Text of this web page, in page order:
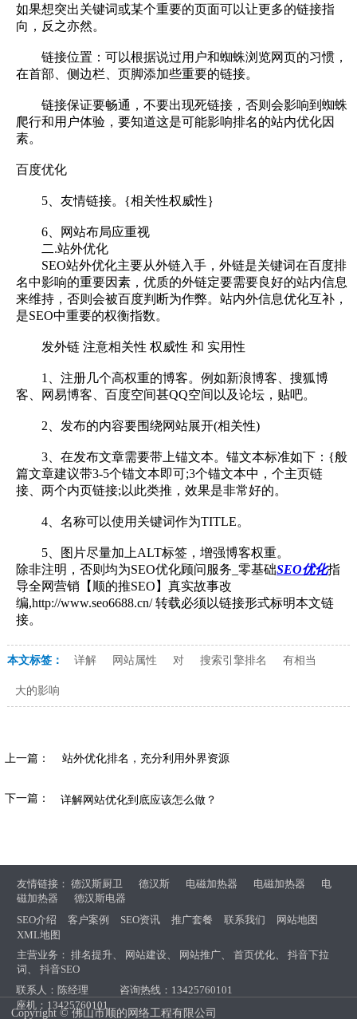
如果想突出关键词或某个重要的页面可以让更多的链接指
向，反之亦然。
链接位置：可以根据说过用户和蜘蛛浏览网页的习惯，
在首部、侧边栏、页脚添加些重要的链接。
链接保证要畅通，不要出现死链接，否则会影响到蜘蛛
爬行和用户体验，要知道这是可能影响排名的站内优化因
素。
百度优化
5、友情链接。{相关性权威性｝
6、网站布局应重视
二.站外优化
SEO站外优化主要从外链入手，外链是关键词在百度排
名中影响的重要因素，优质的外链定要需要良好的站内信息
来维持，否则会被百度判断为作弊。站内外信息优化互补，
是SEO中重要的权衡指数。
发外链 注意相关性 权威性 和 实用性
1、注册几个高权重的博客。例如新浪博客、搜狐博
客、网易博客、百度空间甚QQ空间以及论坛，贴吧。
2、发布的内容要围绕网站展开(相关性)
3、在发布文章需要带上锚文本。锚文本标准如下：{般
篇文章建议带3-5个锚文本即可;3个锚文本中，个主页链
接、两个内页链接;以此类推，效果是非常好的。
4、名称可以使用关键词作为TITLE。
5、图片尽量加上ALT标签，增强博客权重。
除非注明，否则均为SEO优化顾问服务_零基础SEO优化指
导全网营销【顺的推SEO】真实故事改
编,http://www.seo6688.cn/ 转载必须以链接形式标明本文链
接。
本文标签： 详解 网站属性 对 搜索引擎排名 有相当
大的影响
上一篇： 站外优化排名，充分利用外界资源
下一篇： 详解网站优化到底应该怎么做？
友情链接：德汉斯厨卫 德汉斯 电磁加热器 电磁加热器
电
磁加热器
德汉斯电器
SEO介绍
客户案例 SEO资讯 推广套餐 联系我们
网站地图
XML地图
主营业务：排名提升、 网站建设、 网站推广、首页优化、抖音下拉
词 、抖音SEO
联系人：陈经理
咨询热线：13425760101
座机：13425760101
Copyright © 佛山市顺的网络工程有限公司